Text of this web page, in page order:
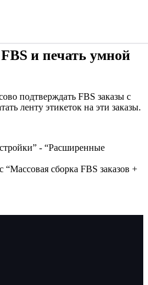
и печать умной
подтверждать FBS заказы с
ленту этикеток на эти заказы.
- “Расширенные
“Массовая сборка FBS заказов +